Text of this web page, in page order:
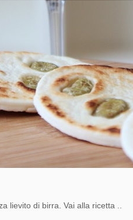
lievito di birra. Vai alla ricetta ..